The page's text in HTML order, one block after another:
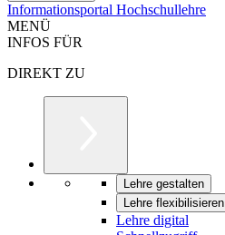
Informationsportal Hochschullehre
MENÜ
INFOS FÜR
DIREKT ZU
Lehre gestalten
Lehre flexibilisieren
Lehre digital